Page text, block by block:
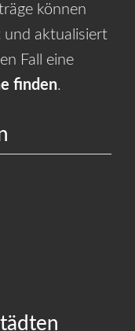
können
und aktualisiert
Fall eine
finden.